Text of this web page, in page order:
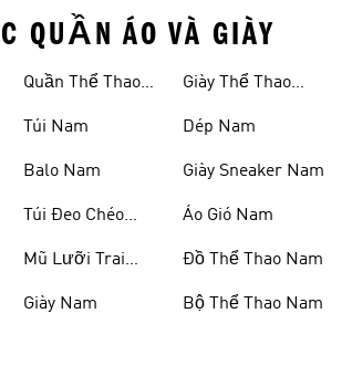
QUẦN ÁO VÀ GIÀY
Quần Thể Thao
Túi Nam
Balo Nam
Túi Đeo Chéo
Mũ Lưỡi Trai
Giày Nam
Giày Thể Thao
Dép Nam
Giày Sneaker Nam
Áo Gió Nam
Đồ Thể Thao Nam
Bộ Thể Thao Nam